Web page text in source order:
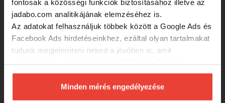
fontosak a közösségi funkciók biztosításához illetve az
jadabo.com analitikájának elemzéséhez is.
Az adatokat felhasználjuk többek között a Google Ads és
Facebook Ads hirdetéseinkhez, ezáltal olyan tartalmakat
tudunk megjeleníteni neked a jövőben is, amit
biztosításához arra kérünk, hogy engedd meg
számunkra minden mérés használatát.
Természetesensoha semmilyen formában nem fogunk
Minden mérés engedélyezése
50 990 Ft
Favorite Blue Bird BB2-682SUL-S
39 990 Ft